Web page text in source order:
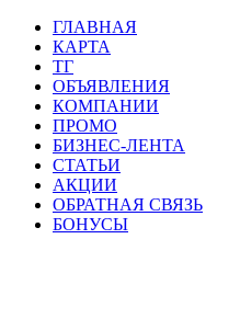
ГЛАВНАЯ
КАРТА
ТГ
ОБЪЯВЛЕНИЯ
КОМПАНИИ
ПРОМО
БИЗНЕС-ЛЕНТА
СТАТЬИ
АКЦИИ
ОБРАТНАЯ СВЯЗЬ
БОНУСЫ